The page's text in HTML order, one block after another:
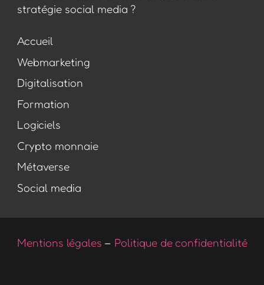
stratégie social media ?
Accueil
Webmarketing
Digitalisation
Formation
Logiciels
Crypto monnaie
Métaverse
Social media
Mentions légales – Politique de confidentialité